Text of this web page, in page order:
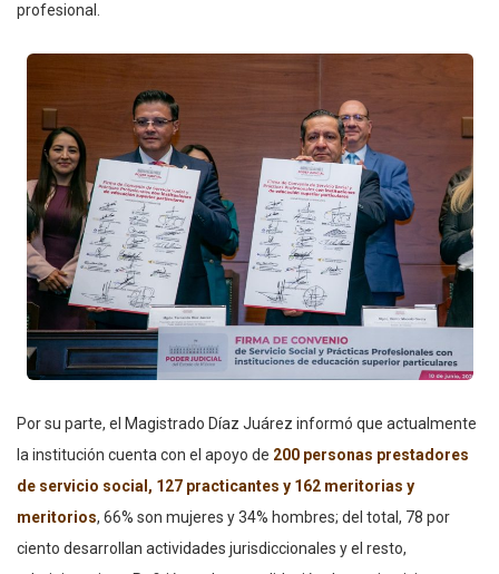
profesional.
Por su parte, el Magistrado Díaz Juárez informó que actualmente
la institución cuenta con el apoyo de 200 personas prestadores
de servicio social, 127 practicantes y 162 meritorias y
meritorios, 66% son mujeres y 34% hombres; del total, 78 por
ciento desarrollan actividades jurisdiccionales y el resto,